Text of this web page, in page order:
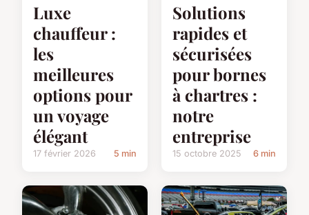
Luxe
chauffeur :
les
meilleures
options pour
un voyage
élégant
17 février 2026 5 min
Solutions
rapides et
sécurisées
pour bornes
à chartres :
notre
entreprise
15 octobre 2025 6 min